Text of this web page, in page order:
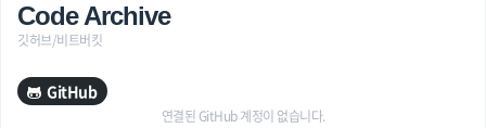
Code Archive
깃허브/비트버킷
GitHub
연결된 GitHub 계정이 없습니다.